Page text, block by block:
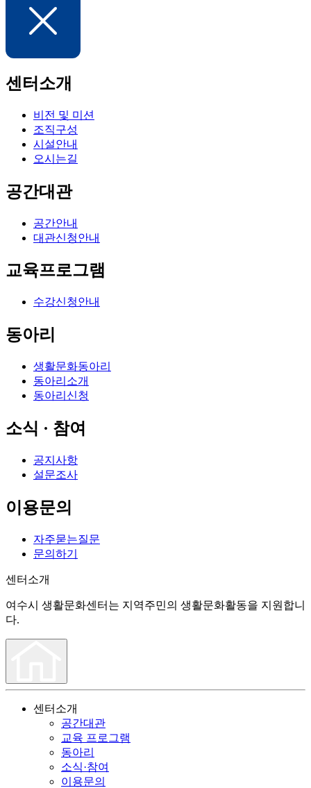
센터소개
비전 및 미션
조직구성
시설안내
오시는길
공간대관
공간안내
대관신청안내
교육프로그램
수강신청안내
동아리
생활문화동아리
동아리소개
동아리신청
소식 · 참여
공지사항
설문조사
이용문의
자주묻는질문
문의하기
센터소개
여수시 생활문화센터는 지역주민의 생활문화활동을 지원합니
다.
센터소개
공간대관
교육 프로그램
동아리
소식·참여
이용문의